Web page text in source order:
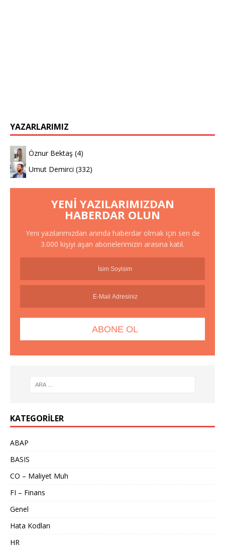
YAZARLARIMIZ
Öznur Bektaş (4)
Umut Demirci (332)
YENI YAZILARIMIZDAN
HABERDAR OLUN
Yeni yazılarımızdan anında haberdar olmak için sen de
3.000 kişiyi aşan abonelerimizin arasına katıl.
KATEGORILER
ABAP
BASIS
CO – Maliyet Muh
FI – Finans
Genel
Hata Kodları
HR